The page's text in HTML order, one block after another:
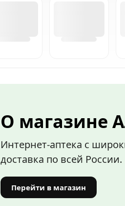
О магазине
Интернет-аптека с
доставка по всей России.
Перейти в магазин